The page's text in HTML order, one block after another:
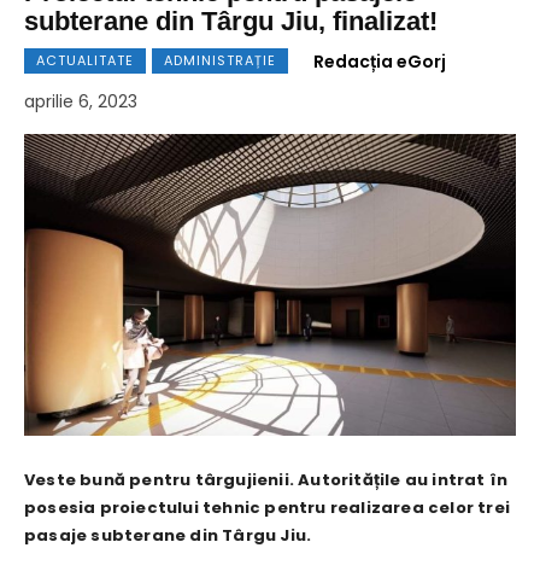
subterane din Târgu Jiu, finalizat!
ACTUALITATE ADMINISTRAȚIE
Redacția eGorj
aprilie 6, 2023
Veste bună pentru târgujienii. Autoritățile au intrat în
posesia proiectului tehnic pentru realizarea celor trei
pasaje subterane din Târgu Jiu.